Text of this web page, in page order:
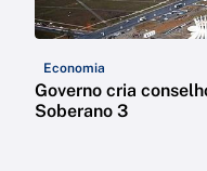
Economia
Governo cria
Soberano 3